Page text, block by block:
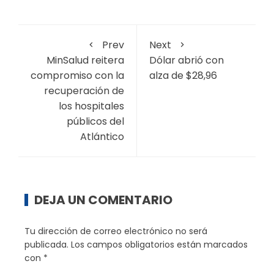
Prev
MinSalud reitera
compromiso con la
recuperación de
los hospitales
públicos del
Atlántico
Next
Dólar abrió con
alza de $28,96
DEJA UN COMENTARIO
Tu dirección de correo electrónico no será
publicada. Los campos obligatorios están marcados
con *